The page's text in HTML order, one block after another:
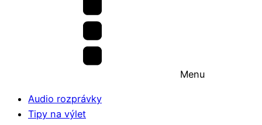
Menu
Audio rozprávky
Tipy na výlet